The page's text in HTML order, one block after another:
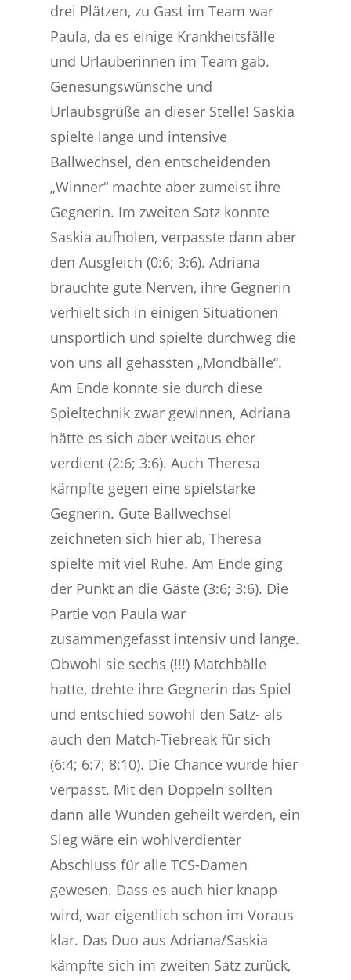
drei Plätzen, zu Gast im Team war
Paula, da es einige Krankheitsfälle
und Urlauberinnen im Team gab.
Genesungswünsche und
Urlaubsgrüße an dieser Stelle! Saskia
spielte lange und intensive
Ballwechsel, den entscheidenden
„Winner“ machte aber zumeist ihre
Gegnerin. Im zweiten Satz konnte
Saskia aufholen, verpasste dann aber
den Ausgleich (0:6; 3:6). Adriana
brauchte gute Nerven, ihre Gegnerin
verhielt sich in einigen Situationen
unsportlich und spielte durchweg die
von uns all gehassten „Mondbälle“.
Am Ende konnte sie durch diese
Spieltechnik zwar gewinnen, Adriana
hätte es sich aber weitaus eher
verdient (2:6; 3:6). Auch Theresa
kämpfte gegen eine spielstarke
Gegnerin. Gute Ballwechsel
zeichneten sich hier ab, Theresa
spielte mit viel Ruhe. Am Ende ging
der Punkt an die Gäste (3:6; 3:6). Die
Partie von Paula war
zusammengefasst intensiv und lange.
Obwohl sie sechs (!!!) Matchbälle
hatte, drehte ihre Gegnerin das Spiel
und entschied sowohl den Satz- als
auch den Match-Tiebreak für sich
(6:4; 6:7; 8:10). Die Chance wurde hier
verpasst. Mit den Doppeln sollten
dann alle Wunden geheilt werden, ein
Sieg wäre ein wohlverdienter
Abschluss für alle TCS-Damen
gewesen. Dass es auch hier knapp
wird, war eigentlich schon im Voraus
klar. Das Duo aus Adriana/Saskia
kämpfte sich im zweiten Satz zurück,